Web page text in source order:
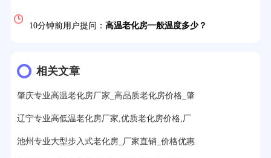
高温老化房一般温度多少？
13分钟前用户提问：
15分钟前用户提问：高低温试验箱玻璃用什么材料？
17分钟前用户提问：步入式老化房有多大的？
22分钟前用户提问：紫外线老化箱辐照时间是多久？
相关文章
肇庆专业高温老化房厂家_高品质老化房价格_肇
辽宁专业高低温老化房厂家,优质老化房价格,厂
池州专业大型步入式老化房_厂家直销_价格优惠